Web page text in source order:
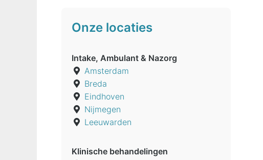
Onze locaties
Intake, Ambulant & Nazorg
Amsterdam
Breda
Eindhoven
Nijmegen
Leeuwarden
Klinische behandelingen